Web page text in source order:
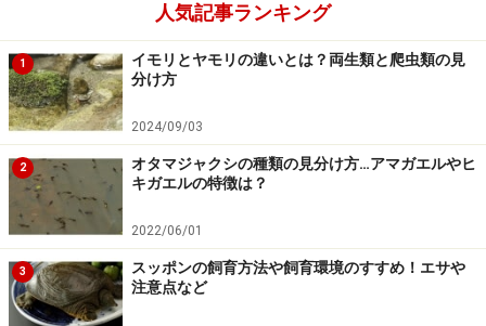
人気記事ランキング
1
イモリとヤモリの違いとは？両生類と爬虫類の見
分け方
2024/09/03
2
オタマジャクシの種類の見分け方…アマガエルやヒ
キガエルの特徴は？
2022/06/01
3
スッポンの飼育方法や飼育環境のすすめ！エサや
注意点など